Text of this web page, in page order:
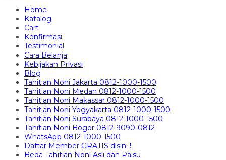
Home
Katalog
Cart
Konfirmasi
Testimonial
Cara Belanja
Kebijakan Privasi
Blog
Tahitian Noni Jakarta 0812-1000-1500
Tahitian Noni Medan 0812-1000-1500
Tahitian Noni Makassar 0812-1000-1500
Tahitian Noni Yogyakarta 0812-1000-1500
Tahitian Noni Surabaya 0812-1000-1500
Tahitian Noni Bogor 0812-9090-0812
WhatsApp 0812-1000-1500
Daftar Member GRATIS disini !
Beda Tahitian Noni Asli dan Palsu